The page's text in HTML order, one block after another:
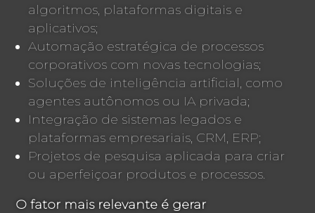
algoritmos, plataformas digitais e
aplicativos;
Automação estratégica de processos
corporativos com novas tecnologias;
Soluções de inteligência artificial, como
agentes autônomos ou IA privada;
Integração de sistemas legados e
plataformas empresariais, CRM, ERP;
Projetos de pesquisa aplicada para criar
ou aperfeiçoar produtos e processos.
O fator mais relevante é gerar